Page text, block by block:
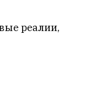
реалии,